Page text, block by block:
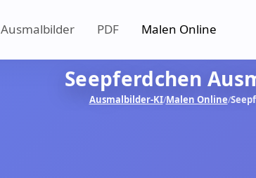
Ausmalbilder PDF Malen Online
Seepferdchen
Ausmalbilder-KI/Malen Online/